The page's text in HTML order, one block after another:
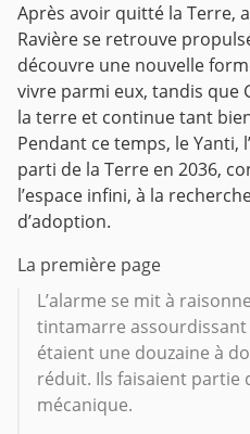
Après avoir quitté la Terre,
Ravière se retrouve
découvre une nouvelle
vivre parmi eux, tandis que
la terre et continue tant
Pendant ce temps, le Yanti,
parti de la Terre en 2036,
l’espace infini, à la
d’adoption.
La première page
L’alarme se mit à
tintamarre assourdissant
étaient une douzaine à
réduit. Ils faisaient partie
mécanique.